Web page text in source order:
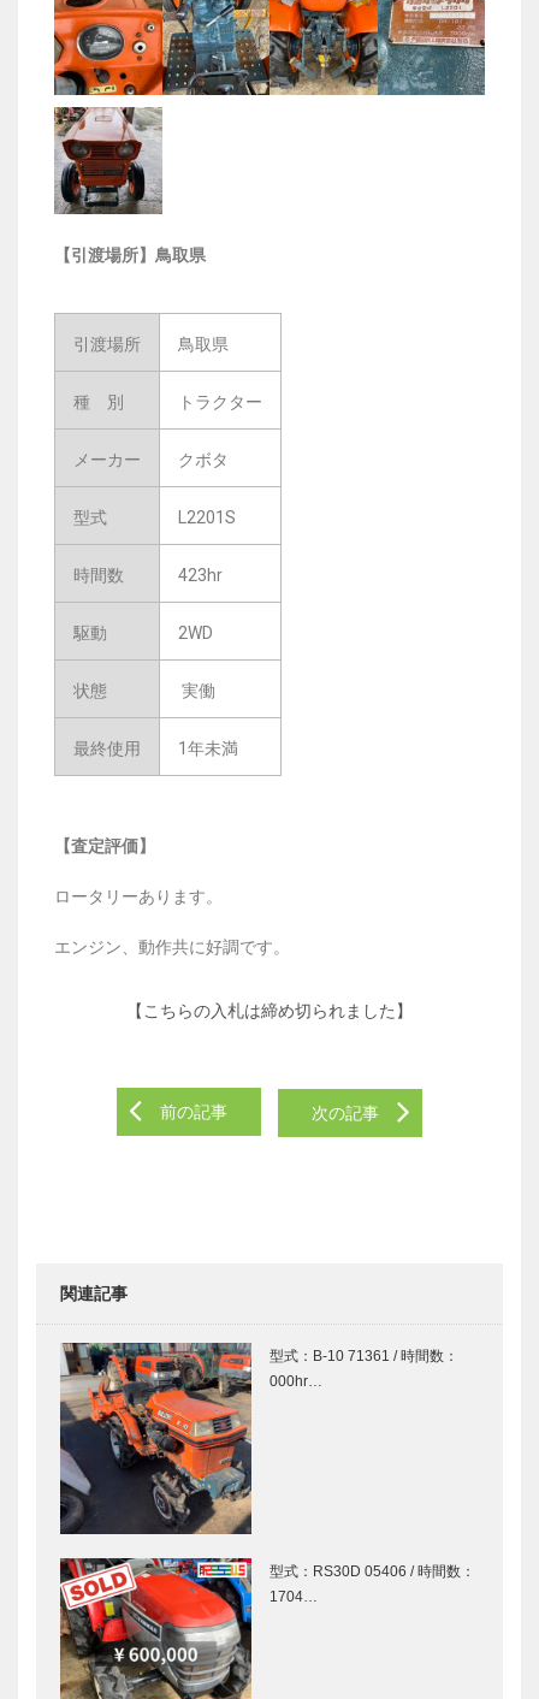
【引渡場所】鳥取県
引渡場所 鳥取県
種 別 トラクター
メーカー クボタ
型式 L2201S
時間数 423hr
駆動 2WD
状態 実働
最終使用 1年未満
【査定評価】
ロータリーあります。
エンジン、動作共に好調です。
【こちらの入札は締め切られました】
前の記事 次の記事
関連記事
型式：B-10 71361 / 時間数：
000hr…
型式：RS30D 05406 / 時間数：
1704…